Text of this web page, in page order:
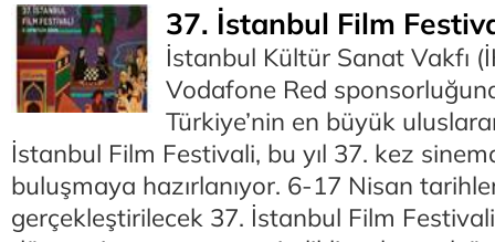
37. İstanbul Film
İstanbul Kültür Sanat Vakfı
Vodafone Red
Türkiye’nin en büyük
İstanbul Film Festivali, bu yıl 37. kez
buluşmaya hazırlanıyor. 6-17 Nisan
gerçekleştirilecek 37. İstanbul Film